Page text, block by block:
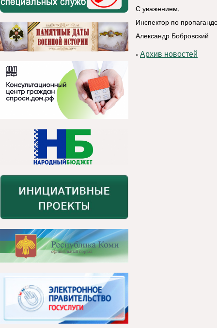
С уважением,
Инспектор по
Александр Бобровский
«Архив новостей